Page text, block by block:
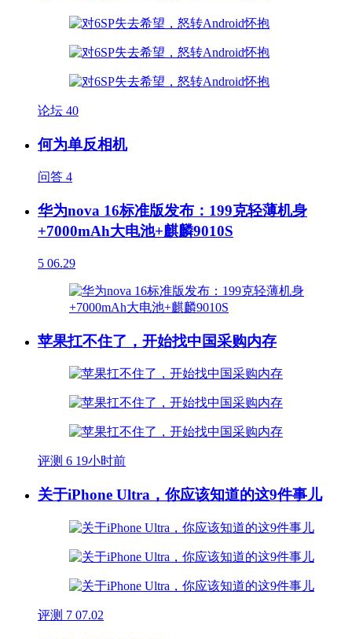
论坛 40
何为单反相机
问答 4
华为nova 16标准版发布：199克轻薄机身
+7000mAh大电池+麒麟9010S
5 06.29
苹果扛不住了，开始找中国采购内存
评测 6 19小时前
关于iPhone Ultra，你应该知道的这9件事儿
评测 7 07.02